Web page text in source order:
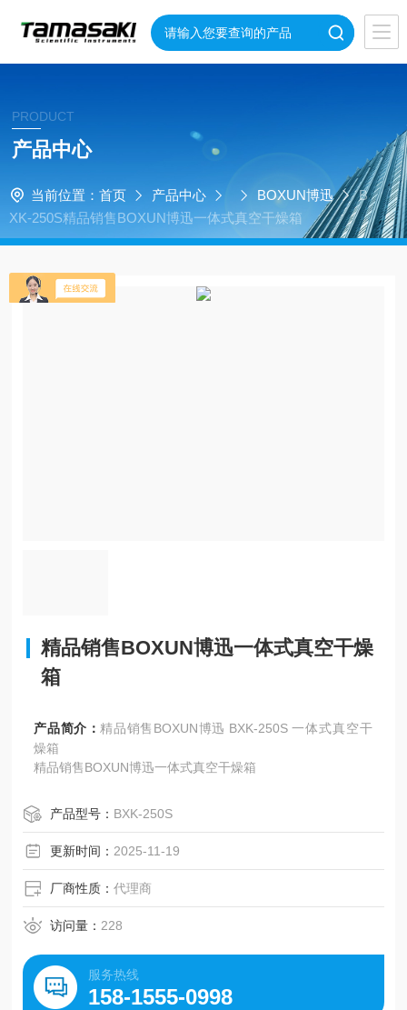
PRODUCT
产品中心
当前位置： 首页 产品中心 BOXUN博迅
B
XK-250S精品销售BOXUN博迅一体式真空干燥箱
精品销售BOXUN博迅一体式真空干燥
箱
产品简介： 精品销售BOXUN博迅 BXK-250S 一体式真空干
燥箱
精品销售BOXUN博迅一体式真空干燥箱
产品型号： BXK-250S
更新时间： 2025-11-19
厂商性质：代理商
访问量： 228
服务热线
158-1555-0998